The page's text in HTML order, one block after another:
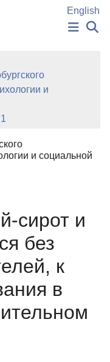
English
и
и социальной
сирот и
без
к
в